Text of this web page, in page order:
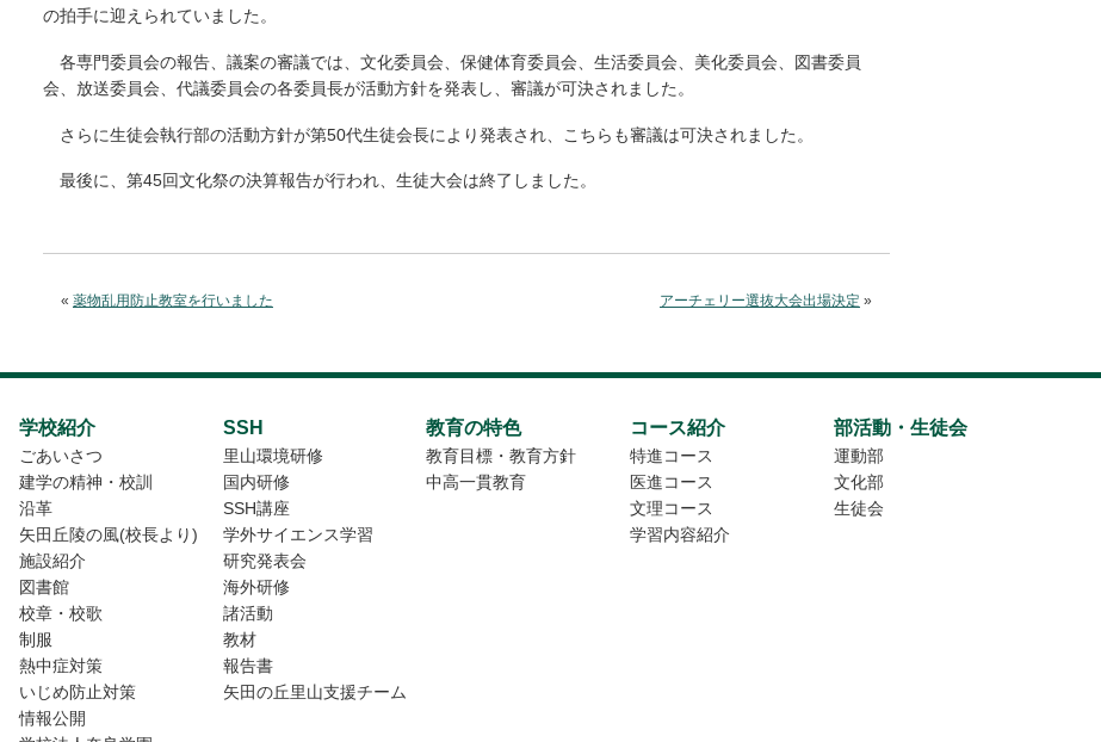
の拍手に迎えられていました。
各専門委員会の報告、議案の審議では、文化委員会、保健体育委員会、生活委員会、美化委員会、図書委員
会、放送委員会、代議委員会の各委員長が活動方針を発表し、審議が可決されました。
さらに生徒会執行部の活動方針が第50代生徒会長により発表され、こちらも審議は可決されました。
最後に、第45回文化祭の決算報告が行われ、生徒大会は終了しました。
« 薬物乱用防止教室を行いました アーチェリー選抜大会出場決定 »
学校紹介
ごあいさつ
建学の精神・校訓
沿革
矢田丘陵の風(校長より)
施設紹介
図書館
校章・校歌
制服
熱中症対策
いじめ防止対策
情報公開
SSH
里山環境研修
国内研修
SSH講座
学外サイエンス学習
研究発表会
海外研修
諸活動
教材
報告書
矢田の丘里山支援チーム
教育の特色
教育目標・教育方針
中高一貫教育
コース紹介
特進コース
医進コース
文理コース
学習内容紹介
部活動・生徒会
運動部
文化部
生徒会